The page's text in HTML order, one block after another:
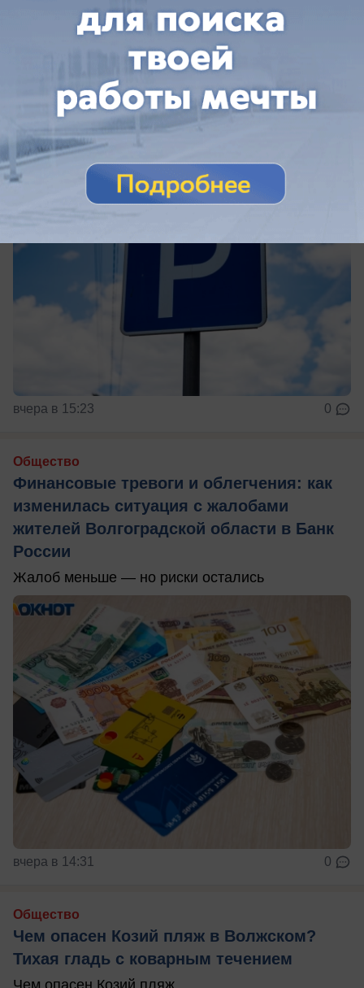
4,4 миллиона выделили на обустройство
платных парковок в Волжском
Владельцы авто - готовьте деньги
вчера в 15:23 0
Общество
Финансовые тревоги и облегчения: как
изменилась ситуация с жалобами
жителей Волгоградской области в Банк
России
Жалоб меньше — но риски остались
вчера в 14:31 0
Общество
Чем опасен Козий пляж в Волжском?
Тихая гладь с коварным течением
Чем опасен Козий пляж